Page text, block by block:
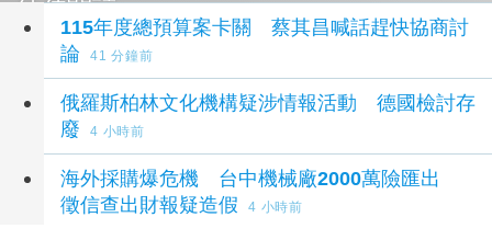
延伸閱讀
115年度總預算案卡關 蔡其昌喊話趕快協商討
論
41 分鐘前
俄羅斯柏林文化機構疑涉情報活動 德國檢討存
廢
4 小時前
海外採購爆危機 台中機械廠2000萬險匯出
徵信查出財報疑造假
4 小時前